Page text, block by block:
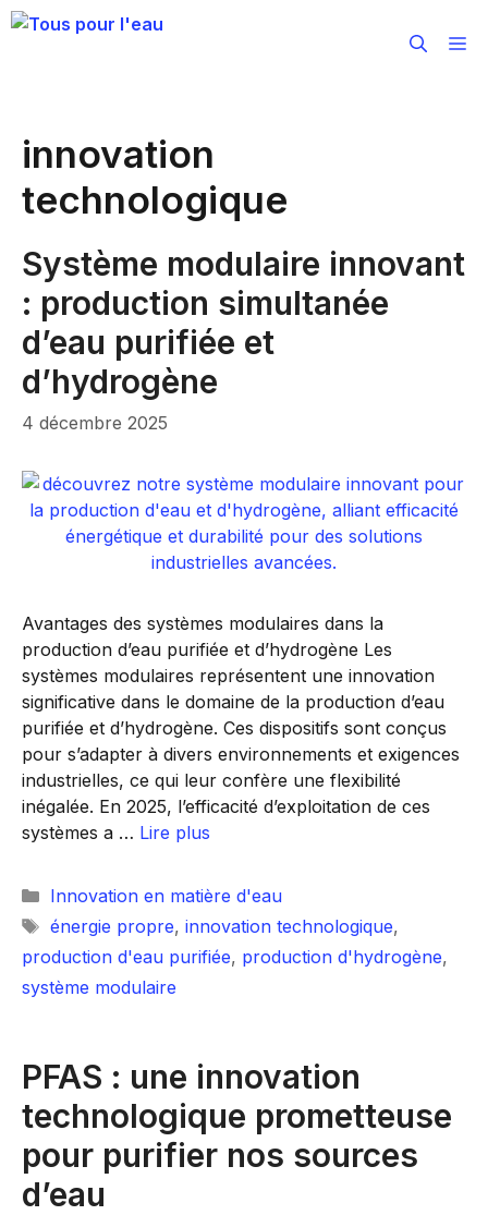
Aller
innovation
technologique
Système modulaire innovant
: production simultanée
d’eau purifiée et
d’hydrogène
4 décembre 2025
Avantages des systèmes modulaires dans la
production d’eau purifiée et d’hydrogène Les
systèmes modulaires représentent une innovation
significative dans le domaine de la production d’eau
purifiée et d’hydrogène. Ces dispositifs sont conçus
pour s’adapter à divers environnements et exigences
industrielles, ce qui leur confère une flexibilité
inégalée. En 2025, l’efficacité d’exploitation de ces
systèmes a … Lire plus
Catégories
Innovation en matière d'eau
Étiquettes
énergie propre, innovation technologique,
production d'eau purifiée, production d'hydrogène,
système modulaire
PFAS : une innovation
technologique prometteuse
pour purifier nos sources
d’eau